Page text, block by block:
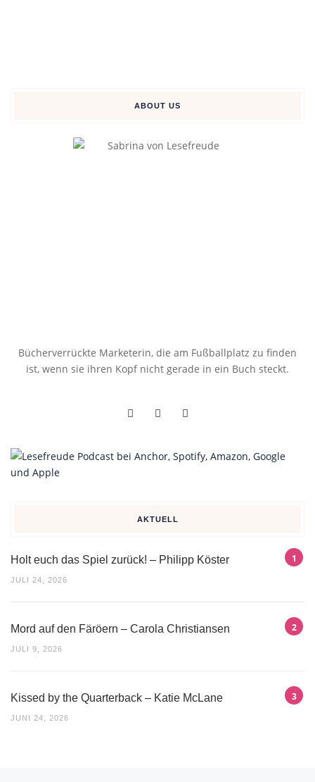
ABOUT US
Bücherverrückte Marketerin, die am Fußballplatz zu finden
ist, wenn sie ihren Kopf nicht gerade in ein Buch steckt.
AKTUELL
Holt euch das Spiel zurück! – Philipp Köster
JULI 24, 2026
Mord auf den Färöern – Carola Christiansen
JULI 9, 2026
Kissed by the Quarterback – Katie McLane
JUNI 24, 2026